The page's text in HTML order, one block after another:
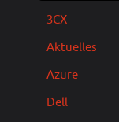
3CX
Aktuelles
Azure
Dell